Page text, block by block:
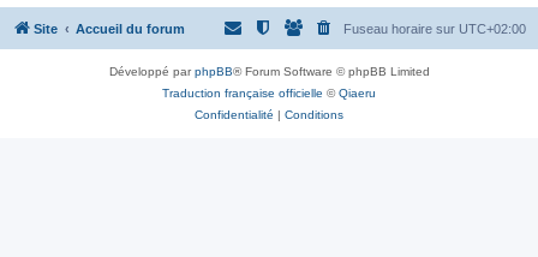
Site Accueil du forum Fuseau horaire sur UTC+02:00
Développé parphpBB® Forum Software © phpBB Limited
Traduction française officielle ©Qiaeru
Confidentialité | Conditions